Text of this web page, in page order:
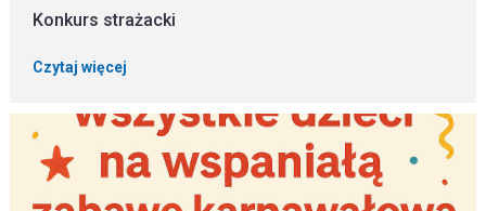
Konkurs strażacki
Czytaj więcej